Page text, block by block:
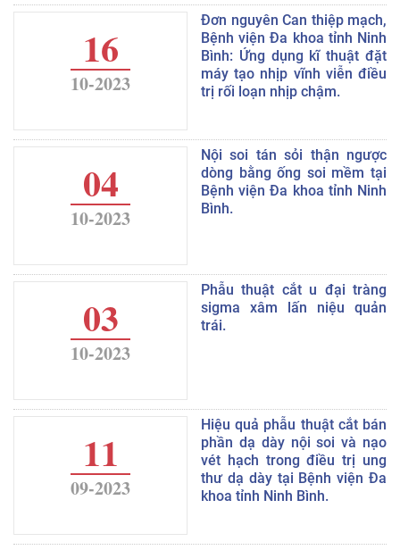
16
10-2023
Đơn nguyên Can thiệp mạch,
Bệnh viện Đa khoa tỉnh Ninh
Bình: Ứng dụng kĩ thuật đặt
máy tạo nhịp vĩnh viễn điều
trị rối loạn nhịp chậm.
04
10-2023
Nội soi tán sỏi thận ngược
dòng bằng ống soi mềm tại
Bệnh viện Đa khoa tỉnh Ninh
Bình.
03
10-2023
Phẫu thuật cắt u đại tràng
sigma xâm lấn niệu quản
trái.
11
09-2023
Hiệu quả phẫu thuật cắt bán
phần dạ dày nội soi và nạo
vét hạch trong điều trị ung
thư dạ dày tại Bệnh viện Đa
khoa tỉnh Ninh Bình.